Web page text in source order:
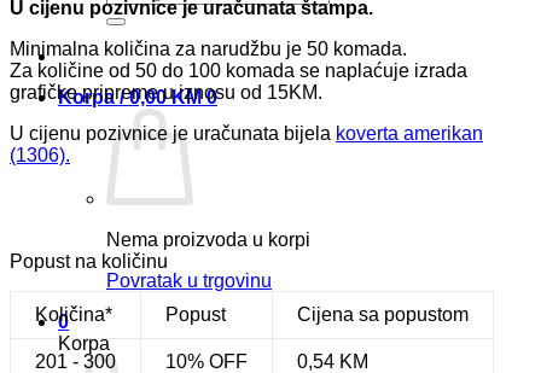
Korpa /0,00KM 0
Nema proizvoda u korpi
Povratak u trgovinu
0
Korpa
U cijenu pozivnice je uračunata štampa.
Minimalna količina za narudžbu je 50 komada.
Za količine od 50 do 100 komada se naplaćuje izrada
grafičke pripreme u iznosu od 15KM.
U cijenu pozivnice je uračunata bijela koverta amerikan
(1306).
Popust na količinu
Količina* Popust Cijena sa popustom
201 - 300 10% OFF 0,54 KM